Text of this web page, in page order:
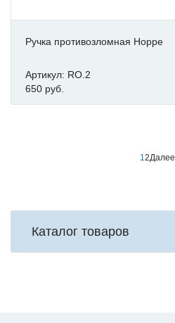
Ручка противозломная Hoppe
Артикул: RO.2
650 руб.
12Далее
Каталог товаров